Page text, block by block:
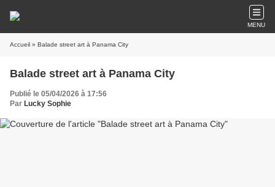
MENU
Accueil » Balade street art à Panama City
Balade street art à Panama City
Publié le 05/04/2026 à 17:56
Par Lucky Sophie